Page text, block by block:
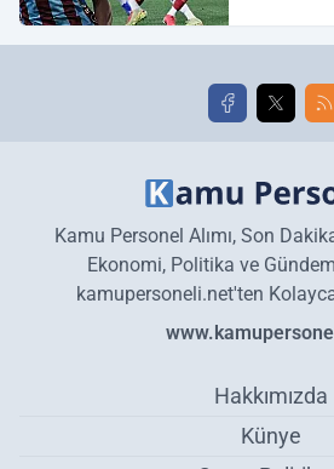
golleri!
Kamu Personel Alımı, Son
Ekonomi, Politika ve
kamupersoneli.net'ten
Hakkımızda
Künye